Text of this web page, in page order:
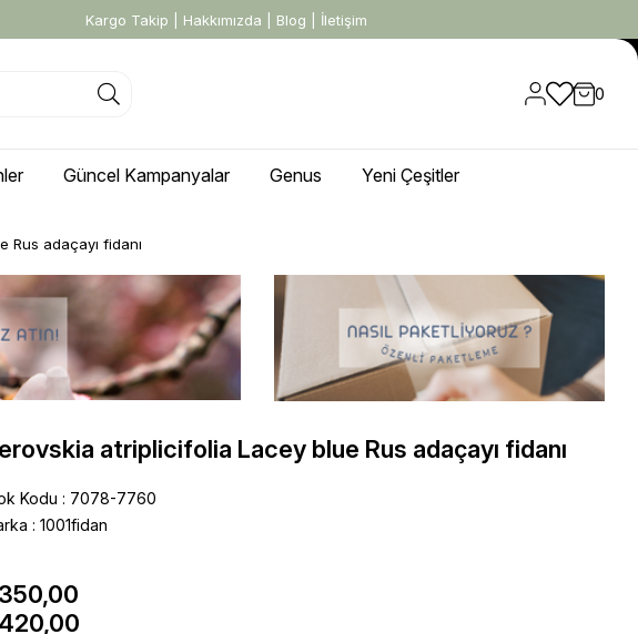
Kargo Takip Hakkımızda Blog İletişim
0
Güncel Kampanyalar Genus Yeni Çeşitler
adaçayı fidanı
atriplicifolia Lacey blue Rus adaçayı fidanı
Kodu
7078-7760
: 1001fidan